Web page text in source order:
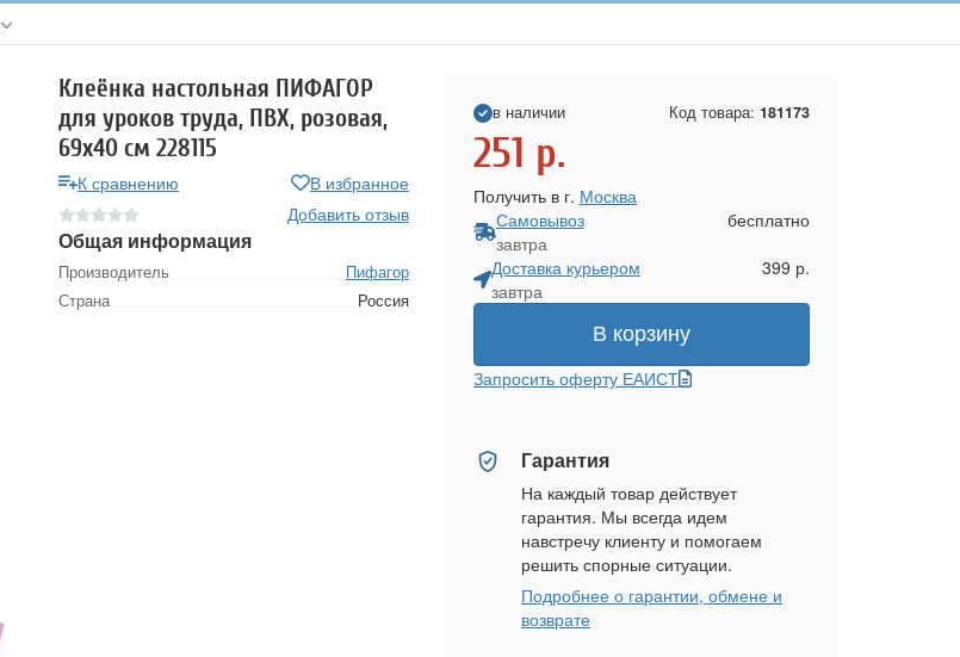
Клеёнка настольная ПИФАГОР
для уроков труда, ПВХ, розовая,
69х40 см 228115
К сравнению
В избранное
Добавить отзыв
Общая информация
Производитель
Пифагор
Страна
Россия
в наличии Код товара: 181173
251 р.
Получить в г. Москва
Самовывоз
завтра
бесплатно
Доставка курьером
завтра
399 р.
В корзину
Запросить оферту ЕАИСТ
Гарантия
На каждый товар действует
гарантия. Мы всегда идем
навстречу клиенту и помогаем
решить спорные ситуации.
Подробнее о гарантии, обмене и
возврате